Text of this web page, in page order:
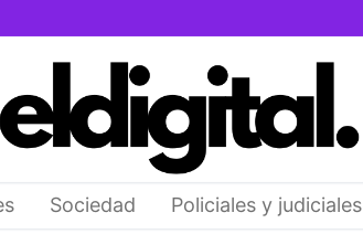
Sociedad Policiales y judiciales